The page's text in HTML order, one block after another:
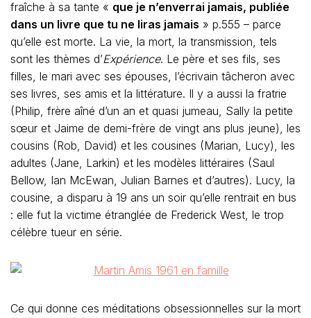
fraîche à sa tante « que je n’enverrai jamais, publiée
dans un livre que tu ne liras jamais » p.555 – parce
qu’elle est morte. La vie, la mort, la transmission, tels
sont les thèmes d’Expérience. Le père et ses fils, ses
filles, le mari avec ses épouses, l’écrivain tâcheron avec
ses livres, ses amis et la littérature. Il y a aussi la fratrie
(Philip, frère aîné d’un an et quasi jumeau, Sally la petite
sœur et Jaime de demi-frère de vingt ans plus jeune), les
cousins (Rob, David) et les cousines (Marian, Lucy), les
adultes (Jane, Larkin) et les modèles littéraires (Saul
Bellow, Ian McEwan, Julian Barnes et d’autres). Lucy, la
cousine, a disparu à 19 ans un soir qu’elle rentrait en bus
: elle fut la victime étranglée de Frederick West, le trop
célèbre tueur en série.
Ce qui donne ces méditations obsessionnelles sur la mort